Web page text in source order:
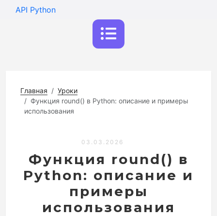
API Python
Главная
Уроки
Функция round() в Python: описание и примеры
использования
03.03.2026
Функция round() в
Python: описание и
примеры
использования